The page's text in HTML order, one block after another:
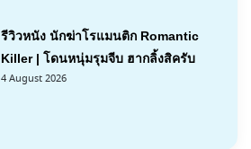
รีวิวหนัง นักฆ่าโรแมนติก Romantic
Killer | โดนหนุ่มรุมจีบ ฮากลิ้งสิครับ
4 August 2026